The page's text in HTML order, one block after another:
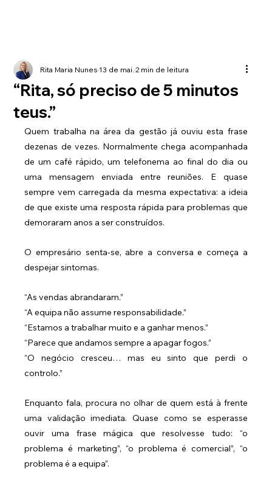
“Rita, só preciso de 5 minutos
teus.”
Rita Maria Nunes13 de mai.2 min de leitura
Quem trabalha na área da gestão já ouviu esta frase
dezenas de vezes. Normalmente chega acompanhada
de um café rápido, um telefonema ao final do dia ou
uma mensagem enviada entre reuniões. E quase
sempre vem carregada da mesma expectativa: a ideia
de que existe uma resposta rápida para problemas que
demoraram anos a ser construídos.
O empresário senta-se, abre a conversa e começa a
despejar sintomas.
“As vendas abrandaram.”
“A equipa não assume responsabilidade.”
“Estamos a trabalhar muito e a ganhar menos.”
“Parece que andamos sempre a apagar fogos.”
“O negócio cresceu… mas eu sinto que perdi o
controlo.”
Enquanto fala, procura no olhar de quem está à frente
uma validação imediata. Quase como se esperasse
ouvir uma frase mágica que resolvesse tudo: “o
problema é marketing”, “o problema é comercial”, “o
problema é a equipa”.